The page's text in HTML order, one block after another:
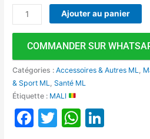
Ajouter au panier
COMMANDER SUR
Catégories :Accessoires & Autres ML
& Sport ML
,Santé ML
Étiquette : MALI
Facebook
Twitter